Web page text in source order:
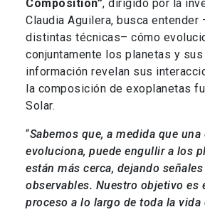
Composition”, dirigido por la
Claudia Aguilera, busca entender
distintas técnicas– cómo
conjuntamente los planetas y
información revelan sus
la composición de exoplanetas
Solar.
“Sabemos que, a medida que una
evoluciona, puede engullir a los
están más cerca, dejando
observables. Nuestro objetivo es
proceso a lo largo de toda la vida